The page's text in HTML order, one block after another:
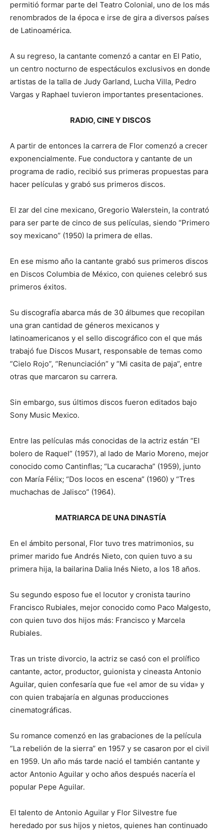
permitió formar parte del Teatro Colonial, uno de los más
renombrados de la época e irse de gira a diversos países
de Latinoamérica.
A su regreso, la cantante comenzó a cantar en El Patio,
un centro nocturno de espectáculos exclusivos en donde
artistas de la talla de Judy Garland, Lucha Villa, Pedro
Vargas y Raphael tuvieron importantes presentaciones.
RADIO, CINE Y DISCOS
A partir de entonces la carrera de Flor comenzó a crecer
exponencialmente. Fue conductora y cantante de un
programa de radio, recibió sus primeras propuestas para
hacer películas y grabó sus primeros discos.
El zar del cine mexicano, Gregorio Walerstein, la contrató
para ser parte de cinco de sus películas, siendo “Primero
soy mexicano” (1950) la primera de ellas.
En ese mismo año la cantante grabó sus primeros discos
en Discos Columbia de México, con quienes celebró sus
primeros éxitos.
Su discografía abarca más de 30 álbumes que recopilan
una gran cantidad de géneros mexicanos y
latinoamericanos y el sello discográfico con el que más
trabajó fue Discos Musart, responsable de temas como
“Cielo Rojo”, “Renunciación” y “Mi casita de paja”, entre
otras que marcaron su carrera.
Sin embargo, sus últimos discos fueron editados bajo
Sony Music Mexico.
Entre las películas más conocidas de la actriz están “El
bolero de Raquel” (1957), al lado de Mario Moreno, mejor
conocido como Cantinflas; “La cucaracha” (1959), junto
con María Félix; “Dos locos en escena” (1960) y “Tres
muchachas de Jalisco” (1964).
MATRIARCA DE UNA DINASTÍA
En el ámbito personal, Flor tuvo tres matrimonios, su
primer marido fue Andrés Nieto, con quien tuvo a su
primera hija, la bailarina Dalia Inés Nieto, a los 18 años.
Su segundo esposo fue el locutor y cronista taurino
Francisco Rubiales, mejor conocido como Paco Malgesto,
con quien tuvo dos hijos más: Francisco y Marcela
Rubiales.
Tras un triste divorcio, la actriz se casó con el prolífico
cantante, actor, productor, guionista y cineasta Antonio
Aguilar, quien confesaría que fue «el amor de su vida» y
con quien trabajaría en algunas producciones
cinematográficas.
Su romance comenzó en las grabaciones de la película
“La rebelión de la sierra” en 1957 y se casaron por el civil
en 1959. Un año más tarde nació el también cantante y
actor Antonio Aguilar y ocho años después nacería el
popular Pepe Aguilar.
El talento de Antonio Aguilar y Flor Silvestre fue
heredado por sus hijos y nietos, quienes han continuado